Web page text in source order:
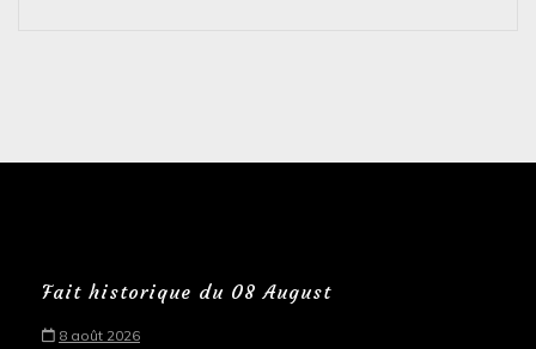
Fait historique du 08 August
8 août 2026